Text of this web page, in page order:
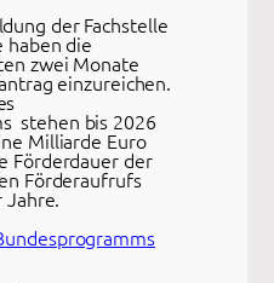
der Fachstelle
haben die
zwei Monate
einzureichen.
stehen bis 2026
Milliarde Euro
Förderdauer der
Förderaufrufs
Jahre.